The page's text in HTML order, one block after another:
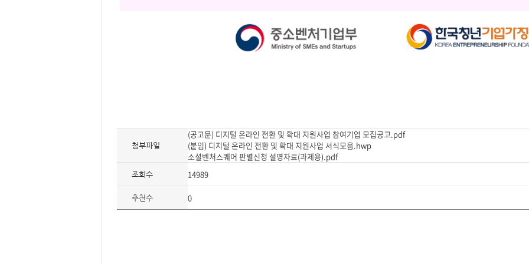
첨부파일
(공고문) 디지털 온라인 전환 및 확대 지원사업 참여기업 모집공고.pdf
(붙임) 디지털 온라인 전환 및 확대 지원사업 서식모음.hwp
소셜벤처스퀘어 판별신청 설명자료(과제용).pdf
조회수 14989
추천수 0